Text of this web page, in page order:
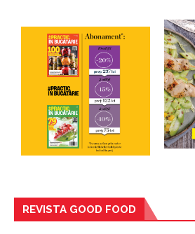
REVISTA GOOD FOOD